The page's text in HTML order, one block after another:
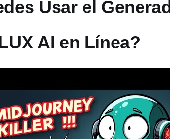
Usar el
AI en Línea?